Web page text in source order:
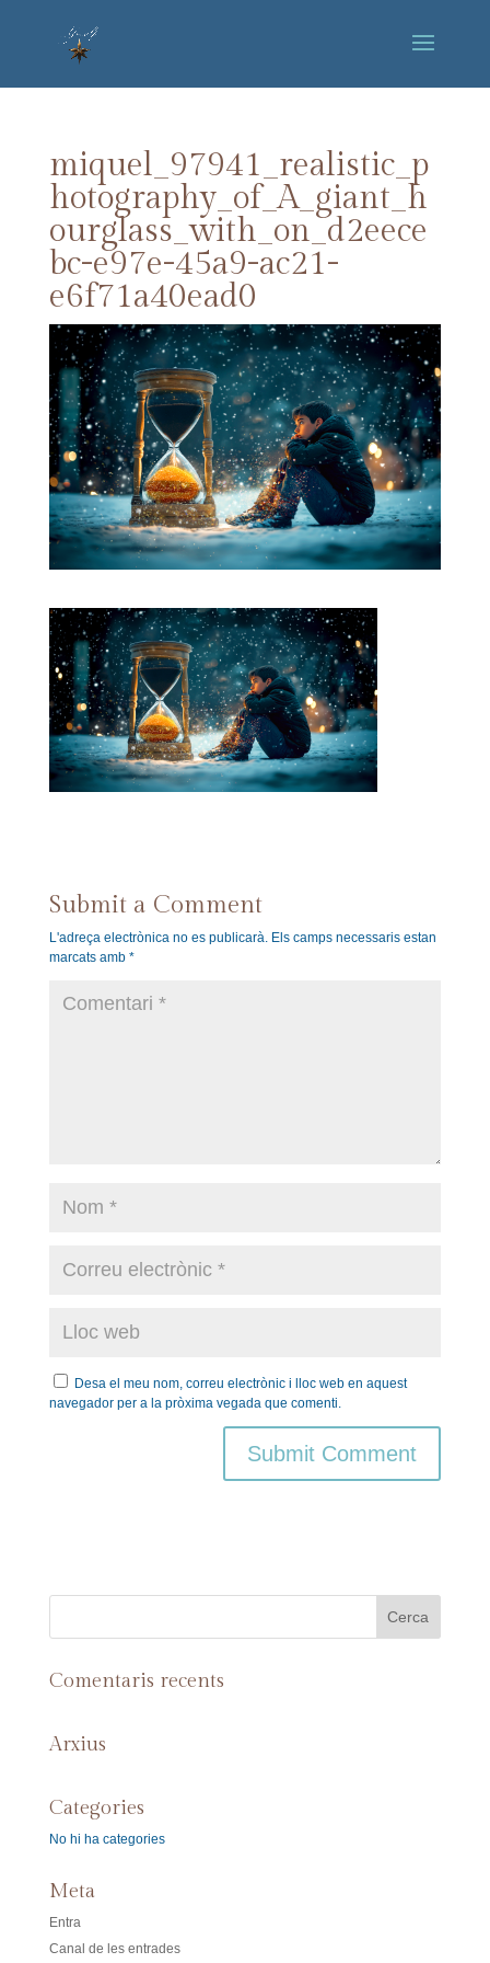
miquel_97941_realistic_p
hotography_of_A_giant_h
ourglass_with_on_d2eece
bc-e97e-45a9-ac21-
e6f71a40ead0
Submit a Comment
L'adreça electrònica no es publicarà. Els camps necessaris estan
marcats amb *
Desa el meu nom, correu electrònic i lloc web en aquest
navegador per a la pròxima vegada que comenti.
Comentaris recents
Arxius
Categories
No hi ha categories
Meta
Entra
Canal de les entrades